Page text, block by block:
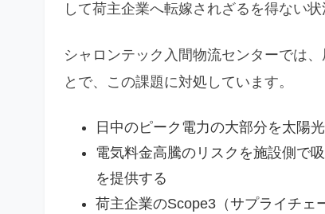
して荷主企業へ転嫁されざるを得ない状
シャロンテック入間物流センターでは
とで、この課題に対処しています。
日中のピーク電力の大部分を太陽
電気料金高騰のリスクを施設側で
を提供する
荷主企業のScope3（サプライチェ